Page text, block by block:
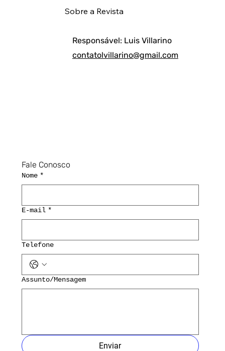
Fale Conosco
Nome *
E-mail *
Telefone
Assunto/Mensagem
Enviar
Responsável: Luis Villarino
contatolvillarino@gmail.com
Sobre a Revista